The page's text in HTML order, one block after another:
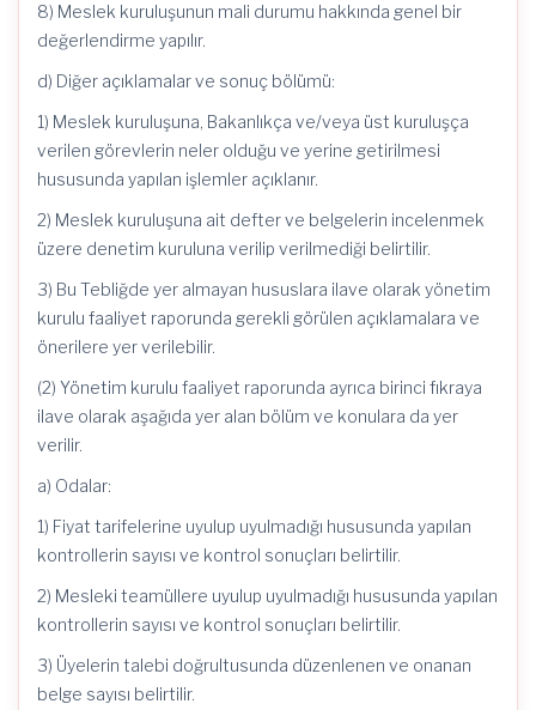
8) Meslek kuruluşunun mali durumu hakkında genel bir
değerlendirme yapılır.
d) Diğer açıklamalar ve sonuç bölümü:
1) Meslek kuruluşuna, Bakanlıkça ve/veya üst kuruluşça
verilen görevlerin neler olduğu ve yerine getirilmesi
hususunda yapılan işlemler açıklanır.
2) Meslek kuruluşuna ait defter ve belgelerin incelenmek
üzere denetim kuruluna verilip verilmediği belirtilir.
3) Bu Tebliğde yer almayan hususlara ilave olarak yönetim
kurulu faaliyet raporunda gerekli görülen açıklamalara ve
önerilere yer verilebilir.
(2) Yönetim kurulu faaliyet raporunda ayrıca birinci fıkraya
ilave olarak aşağıda yer alan bölüm ve konulara da yer
verilir.
a) Odalar:
1) Fiyat tarifelerine uyulup uyulmadığı hususunda yapılan
kontrollerin sayısı ve kontrol sonuçları belirtilir.
2) Mesleki teamüllere uyulup uyulmadığı hususunda yapılan
kontrollerin sayısı ve kontrol sonuçları belirtilir.
3) Üyelerin talebi doğrultusunda düzenlenen ve onanan
belge sayısı belirtilir.